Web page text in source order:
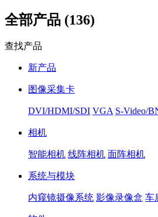
全部产品 (136)
查找产品
新产品
图像采集卡
DVI/HDMI/SDI VGA S-Video/
相机
智能相机 线阵相机 面阵相机
系统与模块
内窥镜摄像系统 影像录像盒 车